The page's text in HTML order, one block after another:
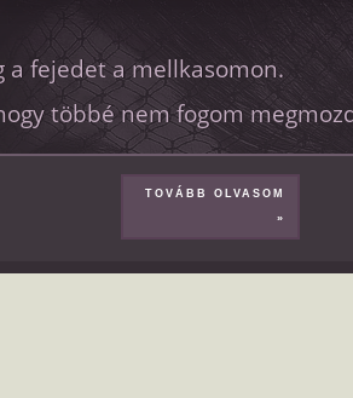
a fejedet a mellkasomon.
többé nem fogom
TOVÁBB OLVASOM
»